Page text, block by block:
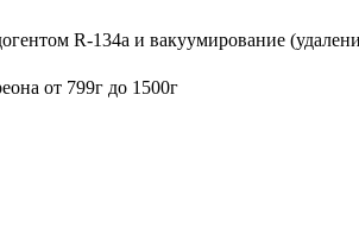
R-134a и вакуумирование
от 799г до 1500г